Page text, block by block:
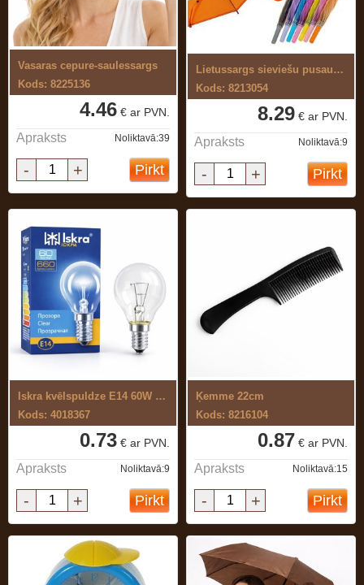
Vasaras cepure-saulessargs
Kods: 8225136
4.46 € ar PVN.
Apraksts Noliktavā:39
- + Pirkt
Lietussargs sieviešu pusautomāts
Kods: 8213054
8.29 € ar PVN.
Apraksts Noliktavā:9
- + Pirkt
Iskra kvēlspuldze E14 60W 660lm ...
Kods: 4018367
0.73 € ar PVN.
Apraksts Noliktavā:9
- + Pirkt
Ķemme 22cm
Kods: 8216104
0.87 € ar PVN.
Apraksts Noliktavā:15
- + Pirkt